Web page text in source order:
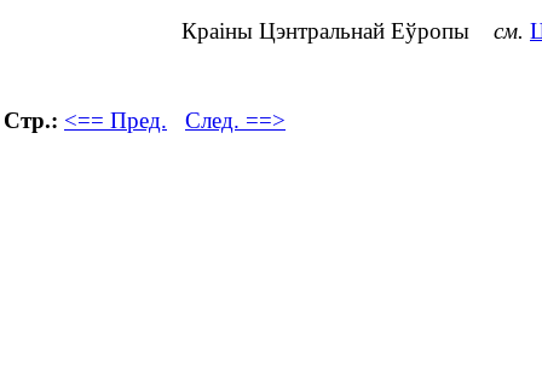
Краіны Цэнтральнай Еўропы см.
Стр.: <== Пред. След. ==>